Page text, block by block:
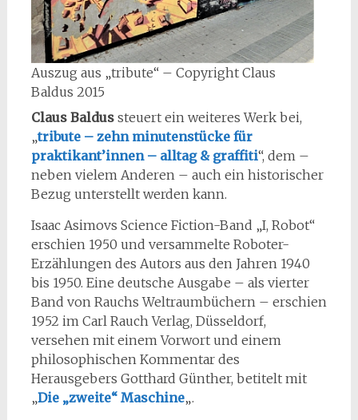
Auszug aus „tribute“ – Copyright Claus
Baldus 2015
Claus Baldussteuert ein weiteres Werk bei,
„tribute – zehn minutenstücke für
praktikant’innen – alltag & graffiti“, dem –
neben vielem Anderen – auch ein historischer
Bezug unterstellt werden kann.
Isaac Asimovs Science Fiction-Band „I, Robot“
erschien 1950 und versammelte Roboter-
Erzählungen des Autors aus den Jahren 1940
bis 1950. Eine deutsche Ausgabe – als vierter
Band von Rauchs Weltraumbüchern – erschien
1952 im Carl Rauch Verlag, Düsseldorf,
versehen mit einem Vorwort und einem
philosophischen Kommentar des
Herausgebers Gotthard Günther, betitelt mit
„Die „zweite“ Maschine„.